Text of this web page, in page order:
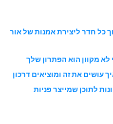
כל חדר ליצירת אמנות של אור
מקוון הוא הפתרון שלך
עושים את זה ומוציאים דרכון
לתוכן שמייצר פניות